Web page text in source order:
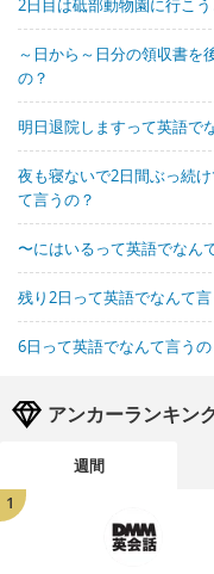
～日から～日分の領収書を
の？
明日退院しますって英語で
夜も寝ないで2日間ぶっ続
て言うの？
〜にはいるって英語でなん
残り2日って英語でなんて言
6日って英語でなんて言うの
アンカーランキン
週間
1